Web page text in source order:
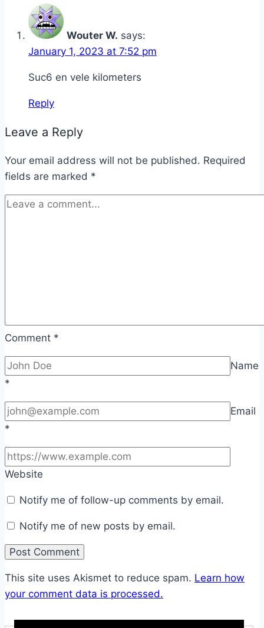
Wouter W. says:
January 1, 2023 at 7:52 pm
Suc6 en vele kilometers
Reply
Leave a Reply
Your email address will not be published. Required
fields are marked *
Comment *
Name
*
Email
*
Website
Notify me of follow-up comments by email.
Notify me of new posts by email.
This site uses Akismet to reduce spam. Learn how
your comment data is processed.